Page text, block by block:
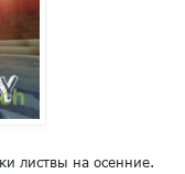
листвы на осенние.